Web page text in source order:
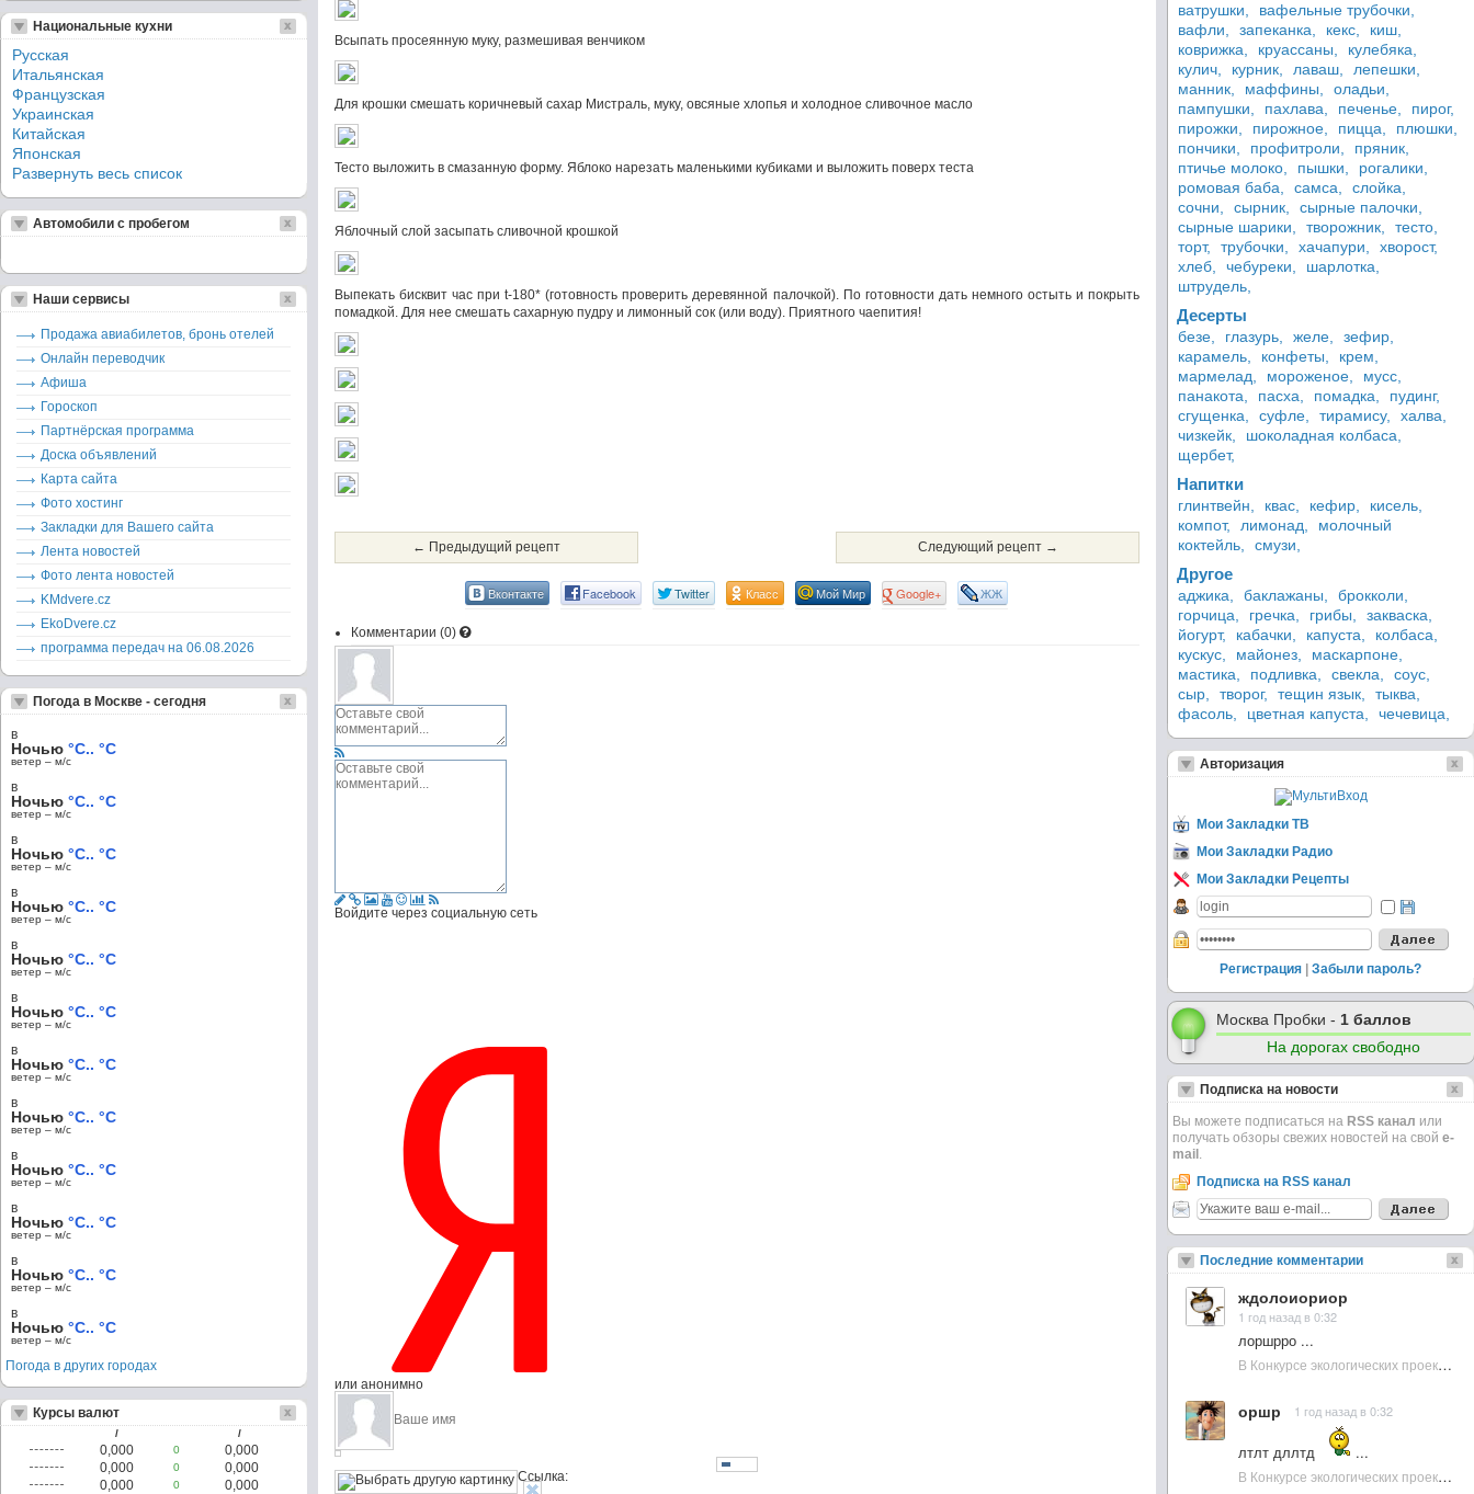
Всыпать просеянную муку, размешивая венчиком
Для крошки смешать коричневый сахар Мистраль, муку, овсяные хлопья и холодное сливочное масло
Тесто выложить в смазанную форму. Яблоко нарезать маленькими кубиками и выложить поверх теста
Яблочный слой засыпать сливочной крошкой
Выпекать бисквит час при t-180* (готовность проверить деревянной палочкой). По готовности дать немного остыть и покрыть
помадкой. Для нее смешать сахарную пудру и лимонный сок (или воду). Приятного чаепития!
← Предыдущий рецепт Следующий рецепт →
Вконтакте Facebook Twitter Класс Мой Мир Google+ ЖЖ
Комментарии (0)
Войдите через социальную сеть
или анонимно
Ссылка:
Национальные кухни
Русская
Итальянская
Французская
Украинская
Китайская
Японская
Развернуть весь список
Автомобили с пробегом
Наши сервисы
Продажа авиабилетов, бронь отелей
Онлайн переводчик
Афиша
Гороскоп
Партнёрская программа
Доска объявлений
Карта сайта
Фото хостинг
Закладки для Вашего сайта
Лента новостей
Фото лента новостей
KMdvere.cz
EkoDvere.cz
программа передач на 06.08.2026
Погода в Москве - сегодня
в
Ночью °C.. °C
ветер – м/c
в
Ночью °C.. °C
ветер – м/c
в
Ночью °C.. °C
ветер – м/c
в
Ночью °C.. °C
ветер – м/c
в
Ночью °C.. °C
ветер – м/c
в
Ночью °C.. °C
ветер – м/c
в
Ночью °C.. °C
ветер – м/c
в
Ночью °C.. °C
ветер – м/c
в
Ночью °C.. °C
ветер – м/c
в
Ночью °C.. °C
ветер – м/c
в
Ночью °C.. °C
ветер – м/c
в
Ночью °C.. °C
ветер – м/c
Погода в других городах
Курсы валют
/ /
0,000 0
0,000
0,000
0
0,000
0,000
0
0,000
ватрушки,
вафельные трубочки,
вафли,
запеканка, кекс,
киш,
коврижка,
круассаны,
кулебяка,
кулич,
курник, лаваш,
лепешки,
манник,
маффины,
оладьи,
пампушки,
пахлава, печенье,
пирог,
пирожки,
пирожное, пицца,
плюшки,
пончики,
профитроли,
пряник,
птичье молоко,
пышки,
рогалики,
ромовая баба,
самса,
слойка,
сочни,
сырник,
сырные палочки,
сырные шарики,
творожник,
тесто,
торт,
трубочки, хачапури,
хворост,
хлеб,
чебуреки,
шарлотка,
штрудель,
Десерты
безе, глазурь, желе,
зефир,
карамель,
конфеты,
крем,
мармелад,
мороженое,
мусс,
панакота,
пасха, помадка,
пудинг,
сгущенка,
суфле, тирамису,
халва,
чизкейк,
шоколадная колбаса,
щербет,
Напитки
глинтвейн, квас, кефир,
кисель,
компот,
лимонад,
молочный
коктейль,
смузи,
Другое
аджика, баклажаны,
брокколи,
горчица,
гречка, грибы,
закваска,
йогурт,
кабачки, капуста,
колбаса,
кускус,
майонез,
маскарпоне,
мастика,
подливка, свекла,
соус,
сыр,
творог, тещин язык,
тыква,
фасоль,
цветная капуста, чечевица,
Авторизация
Мои Закладки ТВ
Мои Закладки Радио
Мои Закладки Рецепты
Регистрация Забыли пароль?
Москва Пробки - 1 баллов
На дорогах свободно
Подписка на новости
Вы можете подписаться на RSS канал или
получать обзоры свежих новостей на свой e-
mail .
Подписка на RSS канал
Последние комментарии
ждолоиориор
1 год назад в 0:32
лоршрро ...
В Конкурсе экологических проектов в Подмосковье активно участвовала молодежь :: NewsRbk.ru...
оршр 1 год назад в 0:32
лтлт дллтд
...
В Конкурсе экологических проектов в Подмосковье активно участвовала молодежь :: NewsRbk.ru...